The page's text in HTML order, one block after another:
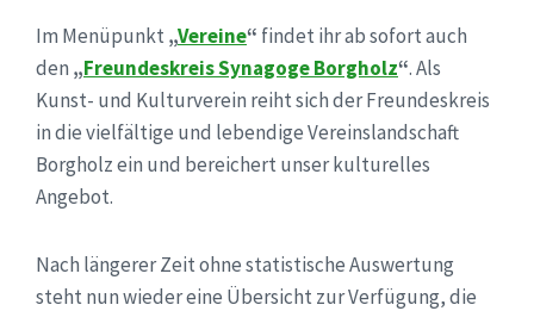
Im Menüpunkt „Vereine“ findet ihr ab sofort auch
den „Freundeskreis Synagoge Borgholz“. Als
Kunst- und Kulturverein reiht sich der Freundeskreis
in die vielfältige und lebendige Vereinslandschaft
Borgholz ein und bereichert unser kulturelles
Angebot.
Nach längerer Zeit ohne statistische Auswertung
steht nun wieder eine Übersicht zur Verfügung, die